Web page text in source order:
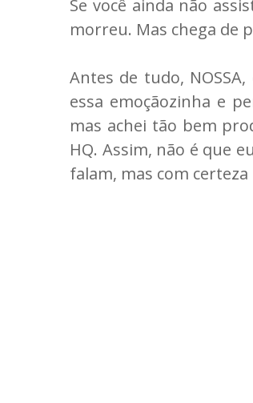
Se você ainda não
morreu. Mas chega de
Antes de tudo,
essa emoçãozinha e
mas achei tão bem
HQ. Assim, não é que
falam, mas com